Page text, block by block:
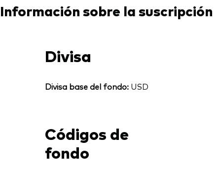
Información sobre la suscripción
Divisa
Divisa base del fondo:USD
Códigos de
fondo